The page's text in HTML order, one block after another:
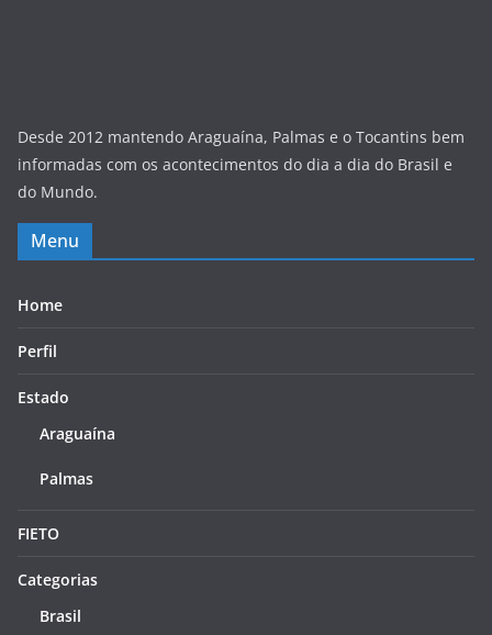
Desde 2012 mantendo Araguaína, Palmas e o Tocantins bem
informadas com os acontecimentos do dia a dia do Brasil e
do Mundo.
Menu
Home
Perfil
Estado
Araguaína
Palmas
FIETO
Categorias
Brasil